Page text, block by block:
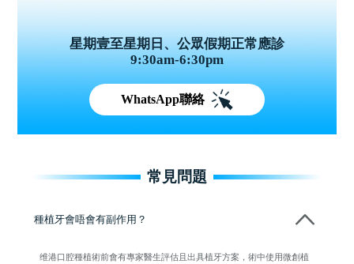
星期壹至星期日、公眾假期正常應診
9:30am-6:30pm
WhatsApp聯絡
常見問題
種植牙會唔會有副作用？
维港口腔種植術前會有專家醫生評估且出具植牙方案，術中使用微創植